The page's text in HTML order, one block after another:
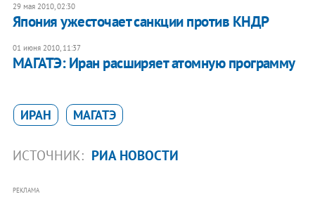
29 мая 2010, 02:30
Япония ужесточает санкции против КНДР
01 июня 2010, 11:37
МАГАТЭ: Иран расширяет атомную программу
ИРАН МАГАТЭ
ИСТОЧНИК: РИА НОВОСТИ
РЕКЛАМА